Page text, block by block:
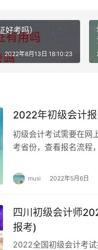
的考试。
考区进行考试，报名考
不方便到原来考区考试
试审核了。
关信息也就不能在修改
（简称财政部考委会）
可~办理全科合格证书时
则上是在何地报名就在何
好考吗）
2022年8月13日 18:10:23
2022年初级会计
初级会计考试需要在网
考省份，查看报名流程
musi 2022年5月6日
四川初级会计师
报考)
2022全国初级会计考